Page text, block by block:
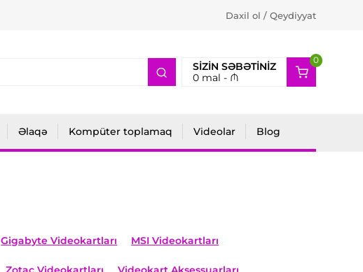
Daxil ol / Qeydiyyat
SIZIN SƏBƏTINIZ
0mal - ₼
0
2
Əlaqə Kompüter toplamaq Videolar Blog
Gigabyte Videokartları MSI Videokartları